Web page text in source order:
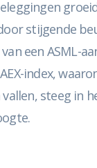
stijgende
een ASML-
index,
steeg in